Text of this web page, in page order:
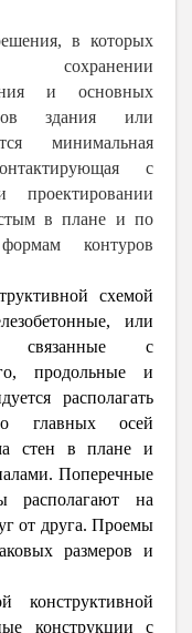
в которых
сохранении
и основных
здания или
минимальная
с
в плане и по
контуров
схемой
или
связанные с
продольные и
располагать
главных осей
стен в плане и
Поперечные
располагают на
от друга. Проемы
размеров и
конструктивной
конструкции с